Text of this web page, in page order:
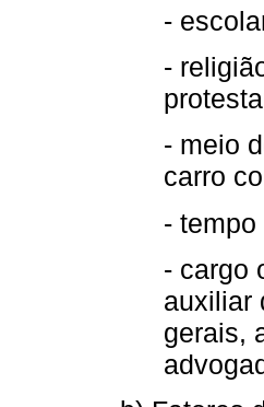
-
-
- meio
carro
-
- cargo
auxiliar
gerais,